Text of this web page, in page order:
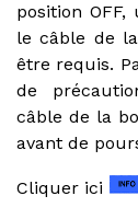
position
le câble de
être requis.
de
câble de la
avant de
Cliquer ici